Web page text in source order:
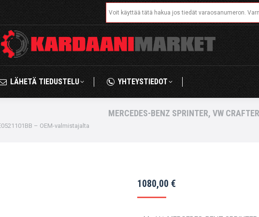
LÄHETÄ TIEDUSTELU YHTEYSTIEDOT
– OEM-valmistajalta
MERCEDES-BENZ SPRINTER, VW
1080,00 €
LÄHETÄ TIEDUSTELU YHTEYSTIEDOT